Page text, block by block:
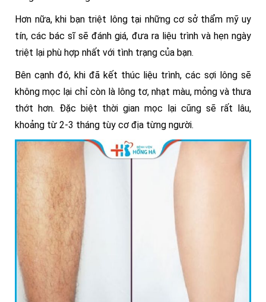
Hơn nữa, khi bạn triệt lông tại những cơ sở thẩm mỹ uy
tín, các bác sĩ sẽ đánh giá, đưa ra liệu trình và hẹn ngày
triệt lại phù hợp nhất với tình trạng của bạn.
Bên cạnh đó, khi đã kết thúc liệu trình, các sợi lông sẽ
không mọc lại chỉ còn là lông tơ, nhạt màu, mỏng và thưa
thớt hơn. Đặc biệt thời gian mọc lại cũng sẽ rất lâu,
khoảng từ 2-3 tháng tùy cơ địa từng người.